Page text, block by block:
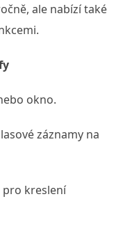
ale nabízí také
okno.
záznamy na
kreslení